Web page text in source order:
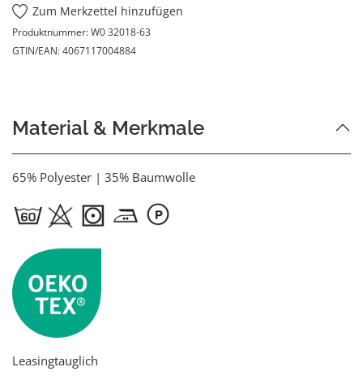
Zum Merkzettel hinzufügen
Produktnummer:W0 32018-63
GTIN/EAN:4067117004884
Material & Merkmale
65% Polyester | 35% Baumwolle
Leasingtauglich